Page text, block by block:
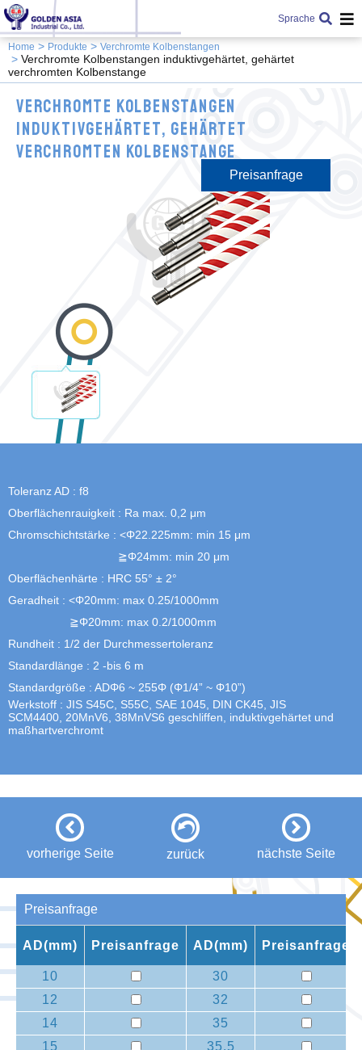
Sprache
Home Produkte Verchromte Kolbenstangen
Verchromte Kolbenstangen induktivgehärtet, gehärtet
verchromten Kolbenstange
Verchromte Kolbenstangen
induktivgehärtet, gehärtet
verchromten Kolbenstange
Preisanfrage
Toleranz AD : f8
Oberflächenrauigkeit : Ra max. 0,2 μm
Chromschichtstärke : <Φ22.225mm: min 15 μm
≧Φ24mm: min 20 μm
Oberflächenhärte : HRC 55° ± 2°
Geradheit : <Φ20mm: max 0.25/1000mm
≧Φ20mm: max 0.2/1000mm
Rundheit : 1/2 der Durchmessertoleranz
Standardlänge : 2 -bis 6 m
Standardgröße : ADΦ6 ~ 255Φ (Φ1/4” ~ Φ10”)
Werkstoff : JIS S45C, S55C, SAE 1045, DIN CK45, JIS
SCM4400, 20MnV6, 38MnVS6 geschliffen, induktivgehärtet und
maßhartverchromt
vorherige Seite zurück nächste Seite
Preisanfrage
AD(mm) Preisanfrage AD(mm) Preisanfrage
10
30
12
32
14
35
15
35.5